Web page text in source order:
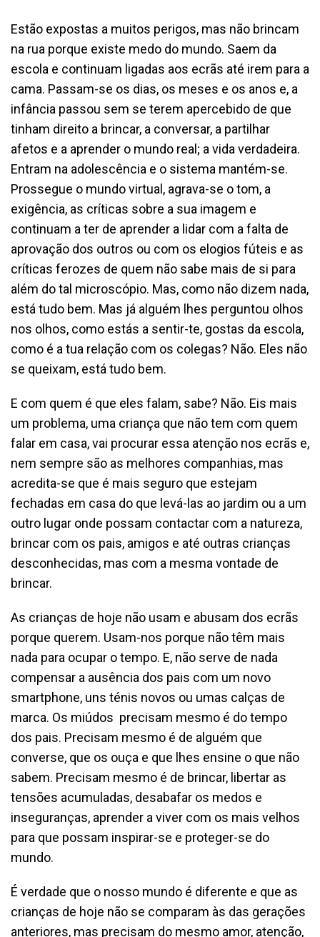
Estão expostas a muitos perigos, mas não brincam
na rua porque existe medo do mundo. Saem da
escola e continuam ligadas aos ecrãs até irem para a
cama. Passam-se os dias, os meses e os anos e, a
infância passou sem se terem apercebido de que
tinham direito a brincar, a conversar, a partilhar
afetos e a aprender o mundo real; a vida verdadeira.
Entram na adolescência e o sistema mantém-se.
Prossegue o mundo virtual, agrava-se o tom, a
exigência, as críticas sobre a sua imagem e
continuam a ter de aprender a lidar com a falta de
aprovação dos outros ou com os elogios fúteis e as
críticas ferozes de quem não sabe mais de si para
além do tal microscópio. Mas, como não dizem nada,
está tudo bem. Mas já alguém lhes perguntou olhos
nos olhos, como estás a sentir-te, gostas da escola,
como é a tua relação com os colegas? Não. Eles não
se queixam, está tudo bem.
E com quem é que eles falam, sabe? Não. Eis mais
um problema, uma criança que não tem com quem
falar em casa, vai procurar essa atenção nos ecrãs e,
nem sempre são as melhores companhias, mas
acredita-se que é mais seguro que estejam
fechadas em casa do que levá-las ao jardim ou a um
outro lugar onde possam contactar com a natureza,
brincar com os pais, amigos e até outras crianças
desconhecidas, mas com a mesma vontade de
brincar.
As crianças de hoje não usam e abusam dos ecrãs
porque querem. Usam-nos porque não têm mais
nada para ocupar o tempo. E, não serve de nada
compensar a ausência dos pais com um novo
smartphone, uns ténis novos ou umas calças de
marca. Os miúdos precisam mesmo é do tempo
dos pais. Precisam mesmo é de alguém que
converse, que os ouça e que lhes ensine o que não
sabem. Precisam mesmo é de brincar, libertar as
tensões acumuladas, desabafar os medos e
inseguranças, aprender a viver com os mais velhos
para que possam inspirar-se e proteger-se do
mundo.
É verdade que o nosso mundo é diferente e que as
crianças de hoje não se comparam às das gerações
anteriores, mas precisam do mesmo amor, atenção,